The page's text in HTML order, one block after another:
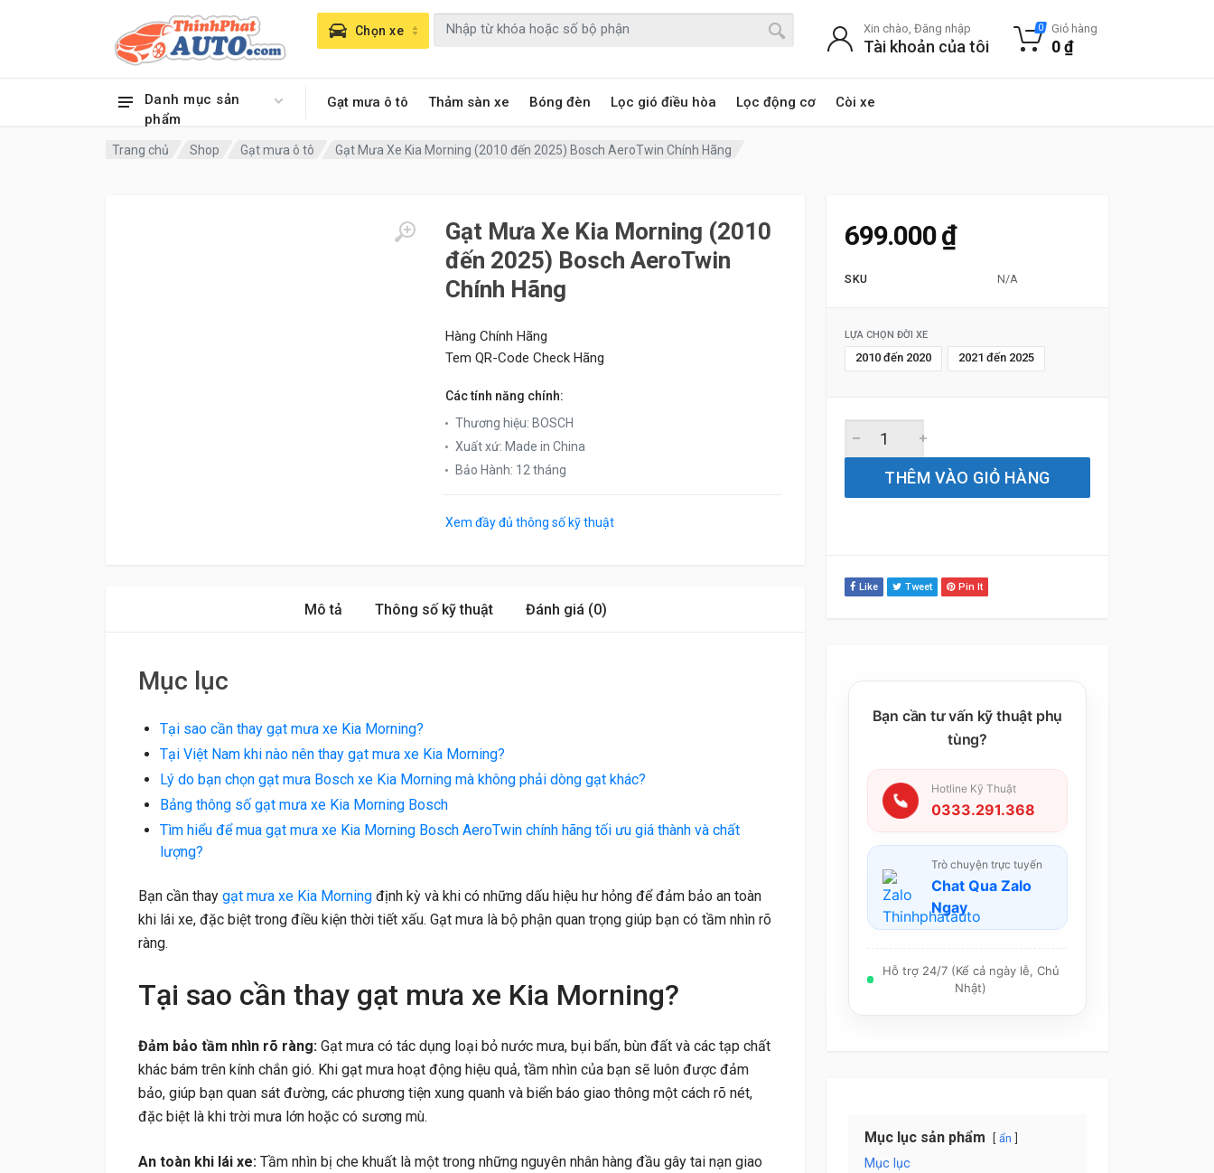
Danh mục sản
phẩm
Gạt mưa ô tô Thảm sàn xe Bóng đèn Lọc gió điều hòa Lọc động cơ Còi xe
Chọn xe Xin chào, Đăng nhập
Tài khoản của tôi
0 Giỏ hàng
0₫
Trang chủ Shop Gạt mưa ô tô Gạt Mưa Xe Kia Morning (2010 đến 2025) Bosch AeroTwin Chính Hãng
Gạt Mưa Xe Kia Morning (2010
đến 2025) Bosch AeroTwin
Chính Hãng
Hàng Chính Hãng
Tem QR-Code Check Hãng
Các tính năng chính:
Thương hiệu: BOSCH
Xuất xứ: Made in China
Bảo Hành: 12 tháng
Xem đầy đủ thông số kỹ thuật
699.000₫
SKU N/A
LỰA CHỌN ĐỜI XE
2010 đến 2020 2021 đến 2025
THÊM VÀO GIỎ HÀNG
Like Tweet Pin It
Bạn cần tư vấn kỹ thuật phụ
tùng?
Hotline Kỹ Thuật
0333.291.368
Trò chuyện trực tuyến
Chat Qua Zalo
Ngay
Hỗ trợ 24/7 (Kể cả ngày lễ, Chủ
Nhật)
Mục lục sản phẩm ẩn
Mục lục
Mô tả Thông số kỹ thuật Đánh giá (0)
Mục lục
Tại sao cần thay gạt mưa xe Kia Morning?
Tại Việt Nam khi nào nên thay gạt mưa xe Kia Morning?
Lý do bạn chọn gạt mưa Bosch xe Kia Morning mà không phải dòng gạt khác?
Bảng thông số gạt mưa xe Kia Morning Bosch
Tìm hiểu để mua gạt mưa xe Kia Morning Bosch AeroTwin chính hãng tối ưu giá thành và chất
lượng?
Bạn cần thay gạt mưa xe Kia Morning định kỳ và khi có những dấu hiệu hư hỏng để đảm bảo an toàn
khi lái xe, đặc biệt trong điều kiện thời tiết xấu. Gạt mưa là bộ phận quan trọng giúp bạn có tầm nhìn rõ
ràng.
Tại sao cần thay gạt mưa xe Kia Morning?
Đảm bảo tầm nhìn rõ ràng: Gạt mưa có tác dụng loại bỏ nước mưa, bụi bẩn, bùn đất và các tạp chất
khác bám trên kính chắn gió. Khi gạt mưa hoạt động hiệu quả, tầm nhìn của bạn sẽ luôn được đảm
bảo, giúp bạn quan sát đường, các phương tiện xung quanh và biển báo giao thông một cách rõ nét,
đặc biệt là khi trời mưa lớn hoặc có sương mù.
An toàn khi lái xe: Tầm nhìn bị che khuất là một trong những nguyên nhân hàng đầu gây tai nạn giao